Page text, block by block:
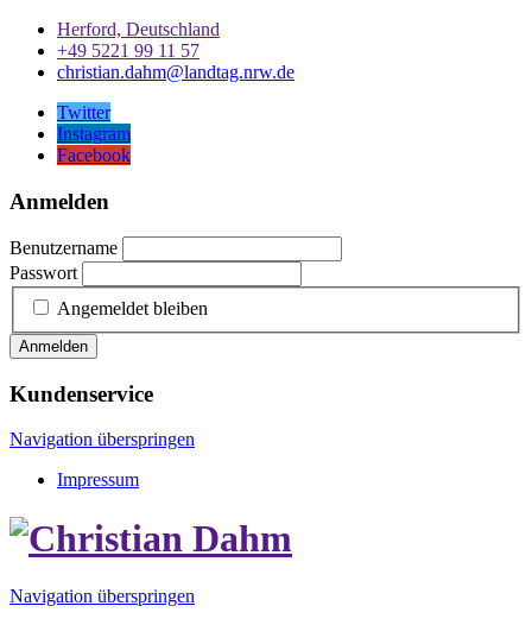
Herford, Deutschland
+49 5221 99 11 57
christian.dahm@landtag.nrw.de
Twitter
Instagram
Facebook
Anmelden
Benutzername
Passwort
Angemeldet bleiben
Anmelden
Kundenservice
Navigation überspringen
Impressum
Navigation überspringen